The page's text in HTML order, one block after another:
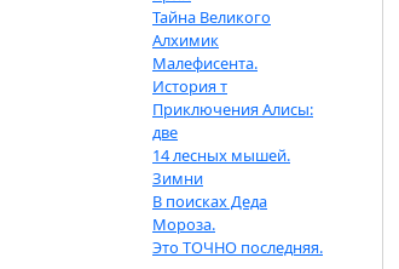
Тайна Великого
Алхимик
Малефисента.
История т
Приключения Алисы:
две
14 лесных мышей.
Зимни
В поисках Деда
Мороза.
Это ТОЧНО последняя.